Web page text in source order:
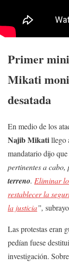
Primer
Mikati
desatada
En medio de los
Najib Mikatillego
mandatario dijo que
pertinentes a cabo,
terreno. Eliminar
restablecer la
la justicia”,
Las protestas eran
pedían fuese
investigación.